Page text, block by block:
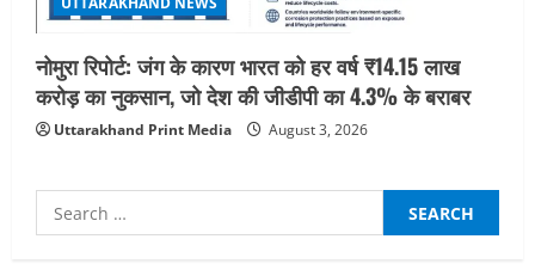
नोमुरा रिपोर्ट: जंग के कारण भारत को हर वर्ष ₹14.15 लाख
करोड़ का नुकसान, जो देश की जीडीपी का 4.3% के बराबर
Uttarakhand Print Media August 3, 2026
Search
for: